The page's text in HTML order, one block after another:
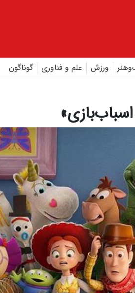
ورزش علم و فناوری گوناگون